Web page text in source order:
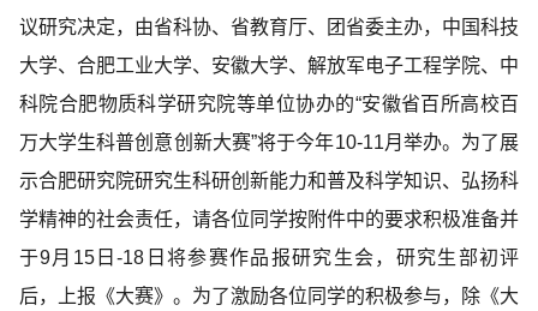
议研究决定，由省科协、省教育厅、团省委主办，中国科技
大学、合肥工业大学、安徽大学、解放军电子工程学院、中
科院合肥物质科学研究院等单位协办的“安徽省百所高校百
万大学生科普创意创新大赛”将于今年10-11月举办。为了展
示合肥研究院研究生科研创新能力和普及科学知识、弘扬科
学精神的社会责任，请各位同学按附件中的要求积极准备并
于9月15日-18日将参赛作品报研究生会，研究生部初评
后，上报《大赛》。为了激励各位同学的积极参与，除《大